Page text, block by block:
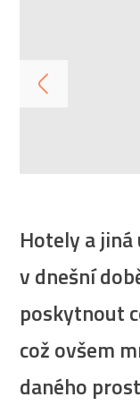
Hotely a
v dnešní
poskytnout
což ovšem
daného